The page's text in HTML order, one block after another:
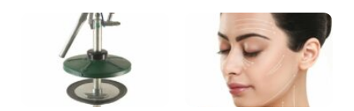
svårt att balansera med alla de varning...